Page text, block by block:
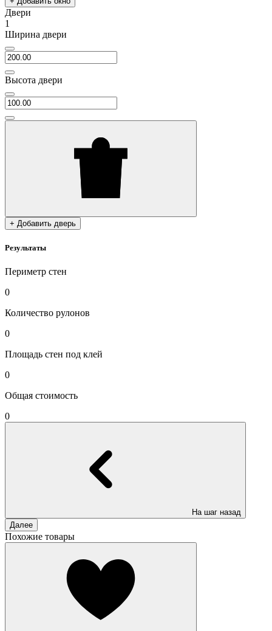
Двери
1
Ширина двери
Высота двери
+ Добавить дверь
Результаты
Периметр стен
0
Количество рулонов
0
Площадь стен под клей
0
Общая стоимость
0
На шаг назад
Далее
Похожие товары